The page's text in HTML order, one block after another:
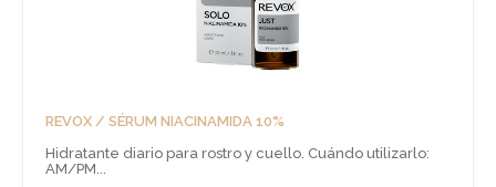
REVOX / SÉRUM NIACINAMIDA 10%
Hidratante diario para rostro y cuello. Cuándo utilizarlo:
AM/PM...